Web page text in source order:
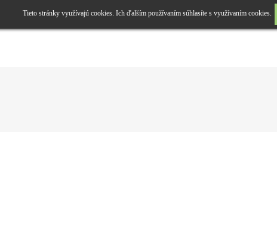
Tieto stránky využívajú cookies. Ich ďalším používaním súhlasíte s využívaním cookies.